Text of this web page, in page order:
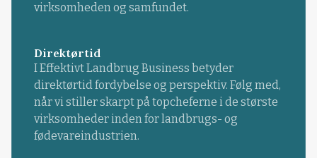
virksomheden og samfundet.
Direktørtid
I Effektivt Landbrug Business betyder
direktørtid fordybelse og perspektiv. Følg med,
når vi stiller skarpt på topcheferne i de største
virksomheder inden for landbrugs- og
fødevareindustrien.